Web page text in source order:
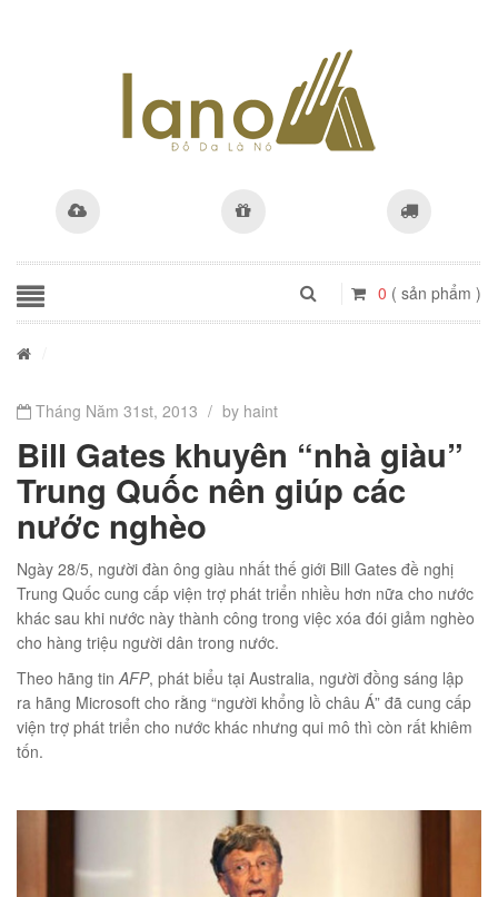
0 ( sản phẩm )
Jeep giá rẻ JR03
Tháng Năm 31st, 2013 / by haint
Bill Gates khuyên “nhà giàu”
Trung Quốc nên giúp các
nước nghèo
Ngày 28/5, người đàn ông giàu nhất thế giới Bill Gates đề nghị
Trung Quốc cung cấp viện trợ phát triển nhiều hơn nữa cho nước
khác sau khi nước này thành công trong việc xóa đói giảm nghèo
cho hàng triệu người dân trong nước.
Theo hãng tinAFP, phát biểu tại Australia, người đồng sáng lập
ra hãng Microsoft cho rằng “người khổng lồ châu Á” đã cung cấp
viện trợ phát triển cho nước khác nhưng qui mô thì còn rất khiêm
tốn.